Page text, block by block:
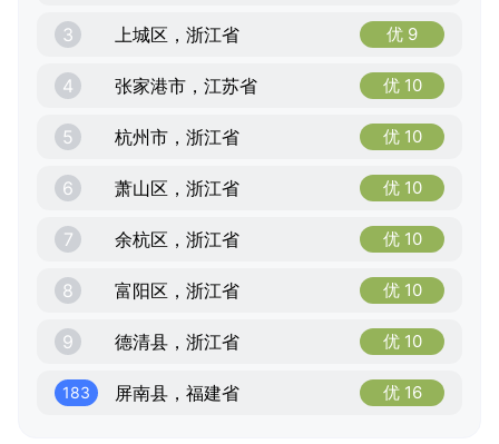
3 上城区，浙江省 优 9
4 张家港市，江苏省 优 10
5 杭州市，浙江省 优 10
6 萧山区，浙江省 优 10
7 余杭区，浙江省 优 10
8 富阳区，浙江省 优 10
9 德清县，浙江省 优 10
183 屏南县，福建省 优 16